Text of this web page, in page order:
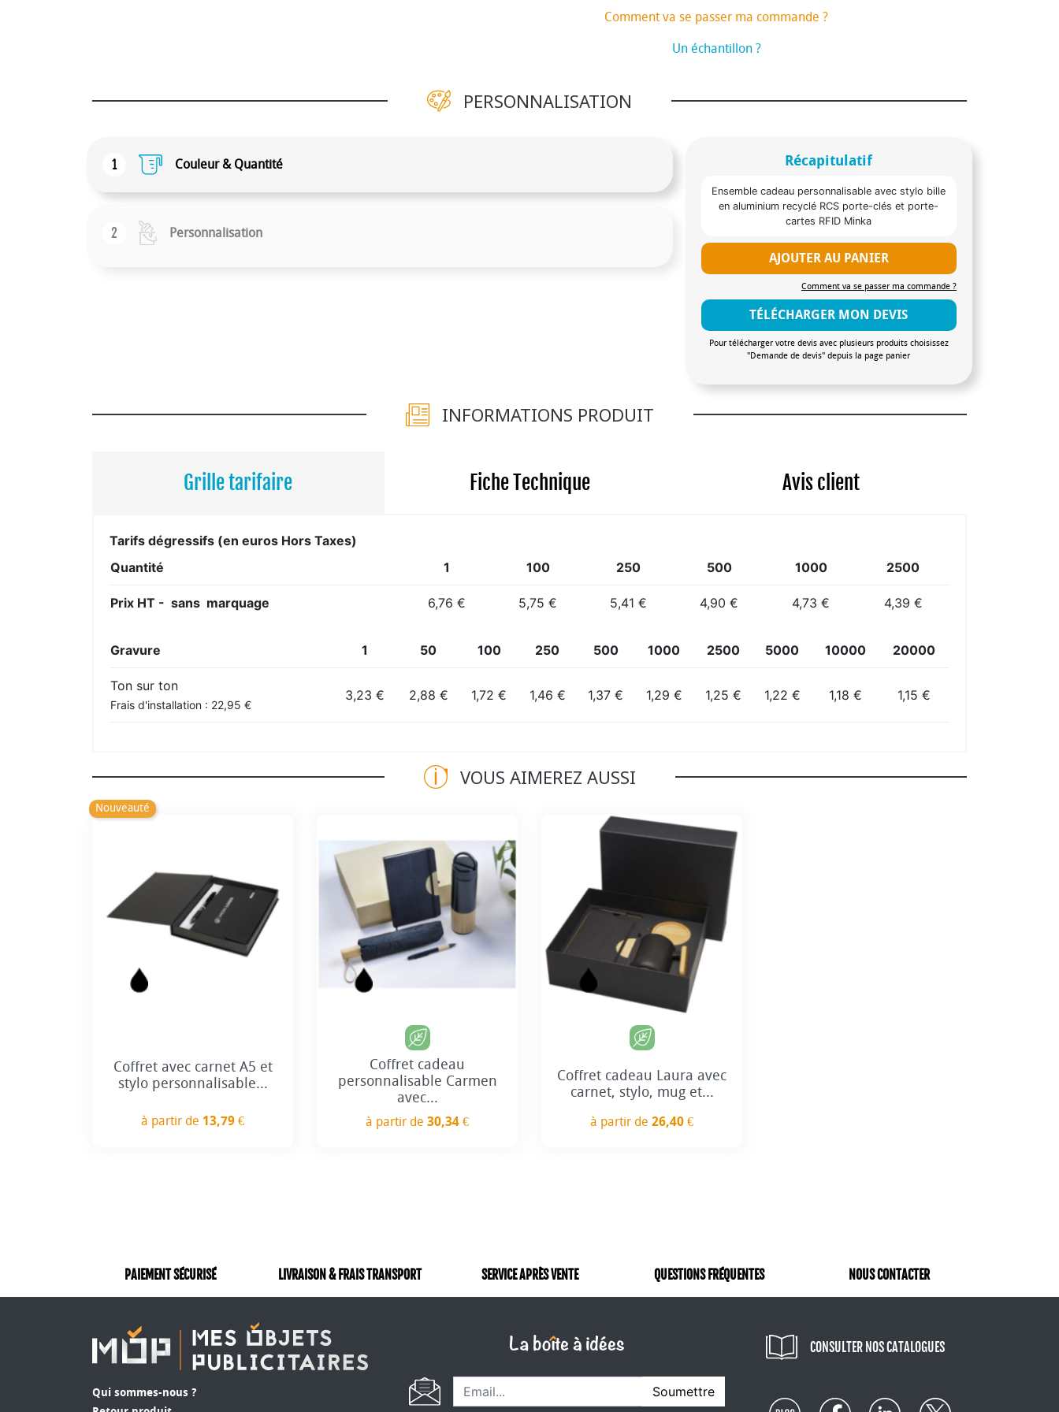
Comment va se passer ma commande ?
Un échantillon ?
PERSONNALISATION
1 Couleur & Quantité
2 Personnalisation
Récapitulatif
Ensemble cadeau personnalisable avec stylo bille
en aluminium recyclé RCS porte-clés et porte-
cartes RFID Minka
AJOUTER AU PANIER
Comment va se passer ma commande ?
TÉLÉCHARGER MON DEVIS
Pour télécharger votre devis avec plusieurs produits choisissez
"Demande de devis" depuis la page panier
INFORMATIONS PRODUIT
Grille tarifaire Fiche Technique Avis client
Tarifs dégressifs (en euros Hors Taxes)
Quantité
1 100 250 500 1000 2500
Prix HT - sans marquage 6,76 € 5,75 € 5,41 € 4,90 € 4,73 € 4,39 €
Gravure 1 50 100 250 500 1000 2500 5000 10000 20000
Ton sur ton
Frais d'installation : 22,95 €
3,23 € 2,88 € 1,72 € 1,46 € 1,37 € 1,29 € 1,25 € 1,22 € 1,18 € 1,15 €
VOUS AIMEREZ AUSSI
Nouveauté
Coffret avec carnet A5 et
stylo personnalisable...
à partir de 13,79 €
Coffret cadeau
personnalisable Carmen
avec...
à partir de 30,34 €
Coffret cadeau Laura avec
carnet, stylo, mug et...
à partir de 26,40 €
PAIEMENT SÉCURISÉ LIVRAISON & FRAIS TRANSPORT SERVICE APRÈS VENTE QUESTIONS FRÉQUENTES NOUS CONTACTER
Qui sommes-nous ?
Soumettre
CONSULTER NOS CATALOGUES